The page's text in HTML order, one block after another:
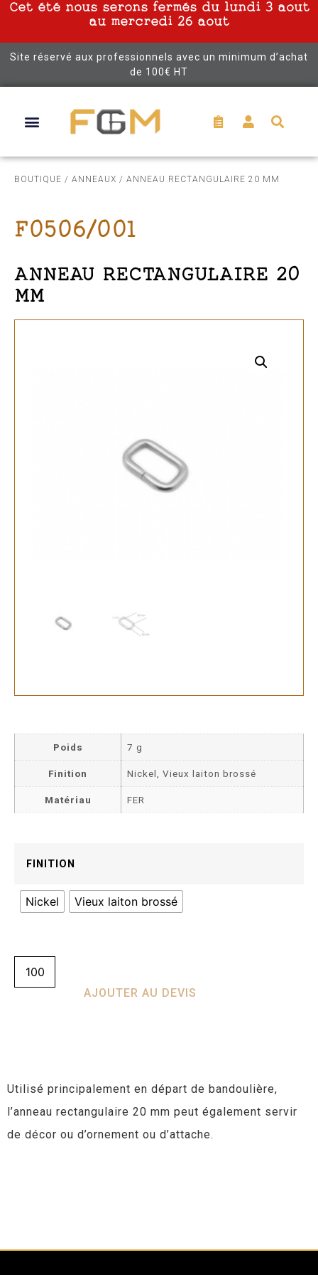
Cet été nous serons fermés du lundi 3 aout
au mercredi 26 aout
Site réservé aux professionnels avec un minimum d’achat
de 100€ HT
BOUTIQUE / ANNEAUX / ANNEAU RECTANGULAIRE 20 MM
F0506/001
ANNEAU RECTANGULAIRE 20
MM
Poids 7 g
Finition Nickel, Vieux laiton brossé
Matériau FER
FINITION
Nickel Vieux laiton brossé
AJOUTER AU DEVIS
Utilisé principalement en départ de bandoulière,
l’anneau rectangulaire 20 mm peut également servir
de décor ou d’ornement ou d’attache.